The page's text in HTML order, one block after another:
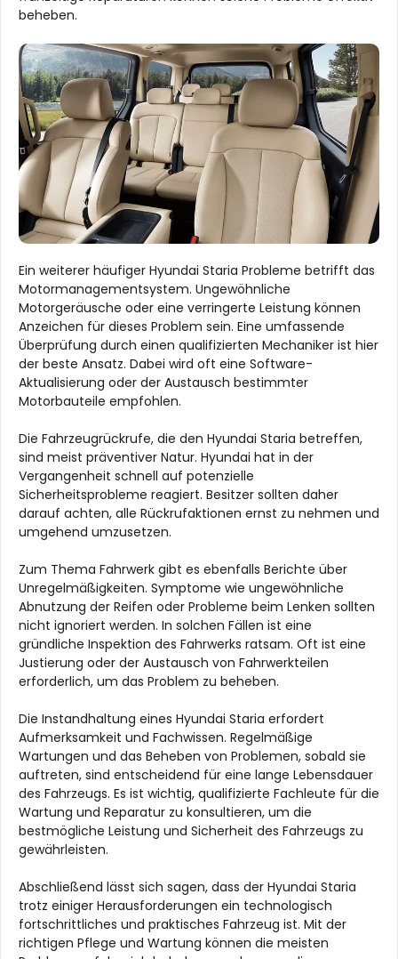
beheben.
Ein weiterer häufiger Hyundai Staria Probleme betrifft das
Motormanagementsystem. Ungewöhnliche
Motorgeräusche oder eine verringerte Leistung können
Anzeichen für dieses Problem sein. Eine umfassende
Überprüfung durch einen qualifizierten Mechaniker ist hier
der beste Ansatz. Dabei wird oft eine Software-
Aktualisierung oder der Austausch bestimmter
Motorbauteile empfohlen.
Die Fahrzeugrückrufe, die den Hyundai Staria betreffen,
sind meist präventiver Natur. Hyundai hat in der
Vergangenheit schnell auf potenzielle
Sicherheitsprobleme reagiert. Besitzer sollten daher
darauf achten, alle Rückrufaktionen ernst zu nehmen und
umgehend umzusetzen.
Zum Thema Fahrwerk gibt es ebenfalls Berichte über
Unregelmäßigkeiten. Symptome wie ungewöhnliche
Abnutzung der Reifen oder Probleme beim Lenken sollten
nicht ignoriert werden. In solchen Fällen ist eine
gründliche Inspektion des Fahrwerks ratsam. Oft ist eine
Justierung oder der Austausch von Fahrwerkteilen
erforderlich, um das Problem zu beheben.
Die Instandhaltung eines Hyundai Staria erfordert
Aufmerksamkeit und Fachwissen. Regelmäßige
Wartungen und das Beheben von Problemen, sobald sie
auftreten, sind entscheidend für eine lange Lebensdauer
des Fahrzeugs. Es ist wichtig, qualifizierte Fachleute für die
Wartung und Reparatur zu konsultieren, um die
bestmögliche Leistung und Sicherheit des Fahrzeugs zu
gewährleisten.
Abschließend lässt sich sagen, dass der Hyundai Staria
trotz einiger Herausforderungen ein technologisch
fortschrittliches und praktisches Fahrzeug ist. Mit der
richtigen Pflege und Wartung können die meisten